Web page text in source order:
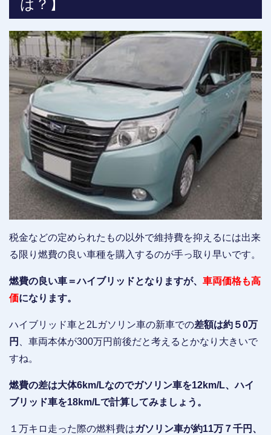
は？】
税金などの定められたもの以外で維持費を抑えるには出来
る限り燃費の良い車種を購入するのが手っ取り早いです。
燃費の良い車＝ハイブリッドとなりますが、 車両価格も高
価になります。
ハイブリッド車と2Lガソリン車の新車での差額は約５0万
円
、車両本体が300万円前後だと考えるとかなり大きいで
すね。
燃費の差は大体6km/Lなのでガソリン車を12km/L、ハイ
ブリッド車を18km/Lで計算してみましょう。
１万キロ走った際の燃料費はガソリン車が約11万７千円、